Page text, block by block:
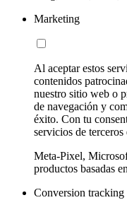
Marketing
Al aceptar estos
contenidos
nuestro sitio web o
de navegación y
éxito. Con tu
servicios de
Meta-Pixel,
productos basadas
Conversion tracking